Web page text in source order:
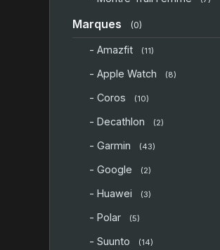
Marques (0)
- Amazfit (11)
- Apple Watch (8)
- Coros (10)
- Decathlon (2)
- Garmin (43)
- Google (2)
- Huawei (3)
- Polar (5)
- Suunto (14)